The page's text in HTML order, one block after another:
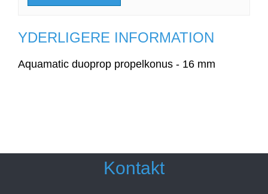
YDERLIGERE INFORMATION
Aquamatic duoprop propelkonus - 16 mm
Kontakt